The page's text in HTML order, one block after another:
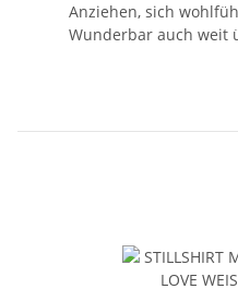
Anziehen, sich
Wunderbar auch weit